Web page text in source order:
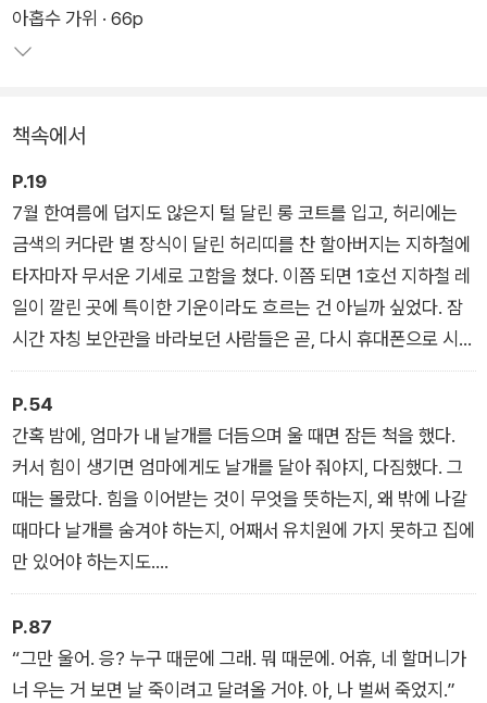
마냥 참고 살던 K장녀의 인생을 바꿔 놓은 빌런을 그린 블랙코미
디 <1호선에서 빌런을 만났습니다>, 날개를 지녔지만 날 수 없
홉 청년과 말 많고 식탐 많은 귀신이 펼치는 따스한 드라마 <아
홉수 가위>, 어둠 속에서 형을 잃었던 소년이 어둠을 끌어안는
과정을 담은 스릴러 <어둑시니 이끄는 밤> 등 네 작품을 수록했
다.
아홉수 가위 · 66p
책속에서
P.19
7월 한여름에 덥지도 않은지 털 달린 롱 코트를 입고, 허리에는
금색의 커다란 별 장식이 달린 허리띠를 찬 할아버지는 지하철에
타자마자 무서운 기세로 고함을 쳤다. 이쯤 되면 1호선 지하철 레
일이 깔린 곳에 특이한 기운이라도 흐르는 건 아닐까 싶었다. 잠
시간 자칭 보안관을 바라보던 사람들은 곧, 다시 휴대폰으로 시선
을 돌렸다. 그도 그럴 것이 보안관은 느렸다. 한 발 한 발 내딛는
걸음이 나무늘보마냥 느려서 슬로우 모션 비디오를 보는 것 같았
다. 전혀 위협적이지 않았다.
〈1호선에서 빌런을 만났습니다〉
P.54
간혹 밤에, 엄마가 내 날개를 더듬으며 울 때면 잠든 척을 했다.
커서 힘이 생기면 엄마에게도 날개를 달아 줘야지, 다짐했다. 그
때는 몰랐다. 힘을 이어받는 것이 무엇을 뜻하는지, 왜 밖에 나갈
때마다 날개를 숨겨야 하는지, 어째서 유치원에 가지 못하고 집에
만 있어야 하는지도.
〈아주 작은 날갯짓을 너에게 줄게〉
P.87
“그만 울어. 응? 누구 때문에 그래. 뭐 때문에. 어휴, 네 할머니가
너 우는 거 보면 날 죽이려고 달려올 거야. 아, 나 벌써 죽었지.”